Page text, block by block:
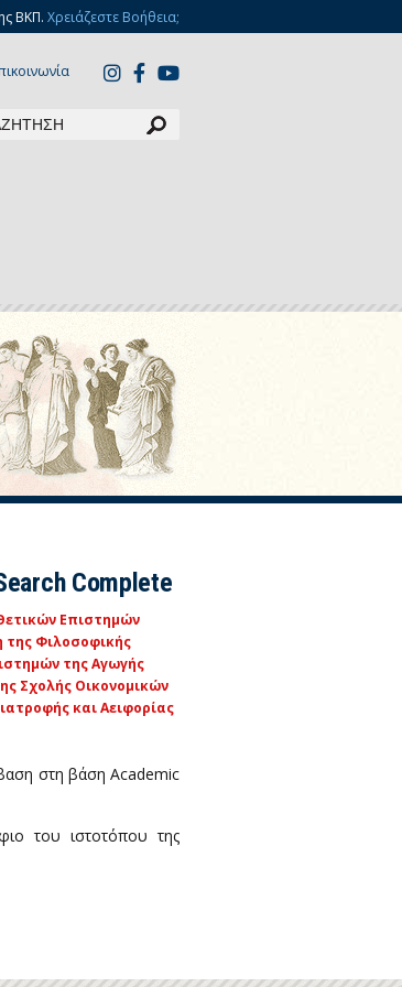
ΒΚΠ. Χρειάζεστε Βοήθεια;
Complete
Επιστημών
της Φιλοσοφικής
της Αγωγής
Σχολής Οικονομικών
και Αειφορίας
στη βάση Academic
του ιστοτόπου της